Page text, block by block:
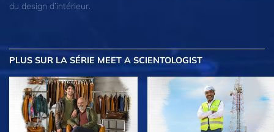
du design d’intérieur.
PLUS SUR LA SÉRIE MEET A SCIENTOLOGIST